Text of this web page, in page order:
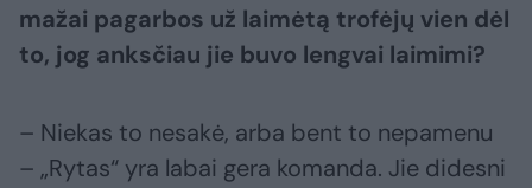
mažai pagarbos už laimėtą trofėjų vien dėl
to, jog anksčiau jie buvo lengvai laimimi?
– Niekas to nesakė, arba bent to nepamenu
– „Rytas“ yra labai gera komanda. Jie didesni